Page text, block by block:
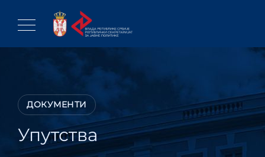
content
ДОКУМЕНТИ
Упутства